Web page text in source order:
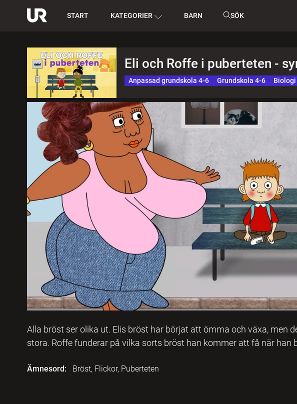
START KATEGORIER BARN SÖK
Eli och Roffe i puberteten -
Anpassad grundskola 4-6 Grundskola 4-6 Biologi
Alla bröst ser olika ut. Elis bröst har börjat att ömma och växa, men
stora. Roffe funderar på vilka sorts bröst han kommer att få när han
Ämnesord: Bröst, Flickor, Puberteten